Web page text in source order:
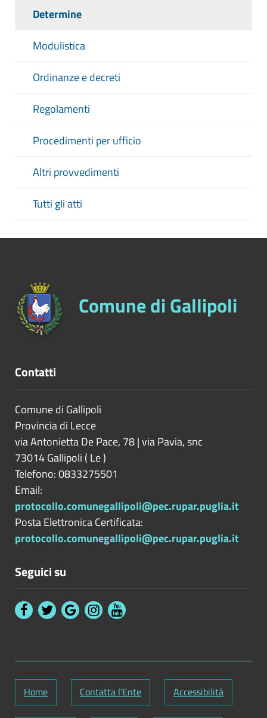
Determine
Modulistica
Ordinanze e decreti
Regolamenti
Procedimenti per ufficio
Altri provvedimenti
Tutti gli atti
Comune di Gallipoli
Contatti
Comune di Gallipoli
Provincia di Lecce
via Antonietta De Pace, 78 | via Pavia, snc
73014Gallipoli ( Le)
Telefono: 0833275501
Email:
protocollo.comunegallipoli@pec.rupar.puglia.it
Posta Elettronica Certificata:
protocollo.comunegallipoli@pec.rupar.puglia.it
Seguici su
Home Contatta l'Ente Accessibilità